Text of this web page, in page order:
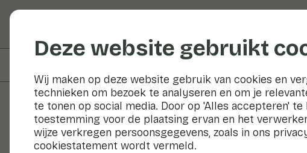
Deze website gebruikt
Wij maken op deze website gebruik van cookies en
technieken om bezoek te analyseren en om je
te tonen op social media. Door op 'Alles accepteren'
toestemming voor de plaatsing ervan en het
wijze verkregen persoonsgegevens, zoals in ons
cookiestatement wordt vermeld.
Groenten en fruit